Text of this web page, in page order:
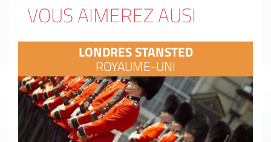
VOUS AIMEREZ AUSI
LONDRES STANSTED
ROYAUME-UNI